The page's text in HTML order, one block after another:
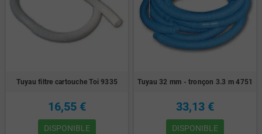
Tuyau filtre cartouche Toi 9335
16,55 €
DISPONIBLE
Tuyau 32 mm - tronçon 3.3 m 4751
33,13 €
DISPONIBLE